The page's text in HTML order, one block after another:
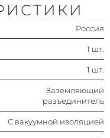
630 а
Россия
1 шт.
1 шт.
Заземляющий
разъединитель
С вакуумной изоляцией